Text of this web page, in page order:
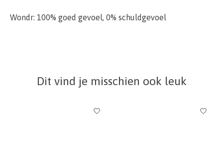
Wondr: 100% goed gevoel, 0% schuldgevoel
Dit vind je misschien ook leuk
Items van productcarrousel